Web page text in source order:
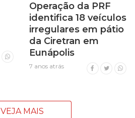
Operação da PRF
identifica 18 veículos
irregulares em pátio
da Ciretran em
Eunápolis
7 anos atrás
VEJA MAIS